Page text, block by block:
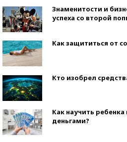
Знаменитости и
успеха со второй
Как защититься от
Кто изобрел
Как научить
деньгами?